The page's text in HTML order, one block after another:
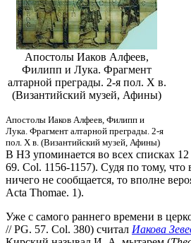
Апостолы Иаков Алфеев,
Филипп и Лука. Фрагмент
алтарной преграды. 2-я пол. Х в.
(Византийский музей, Афины)
Апостолы Иаков Алфеев, Филипп и
Лука. Фрагмент алтарной преграды. 2-я
пол. Х в. (Византийский музей, Афины)
В НЗ упоминается во всех списках
69. Col. 1156-1157). Судя по тому,
ничего не сообщается, то вполне
Acta Thomae. 1).
Уже с самого раннего времени в
// PG. 57. Col. 380) считал Иакова